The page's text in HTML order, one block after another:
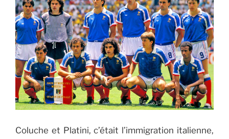
Coluche et Platini, c’était l’immigration italienne,